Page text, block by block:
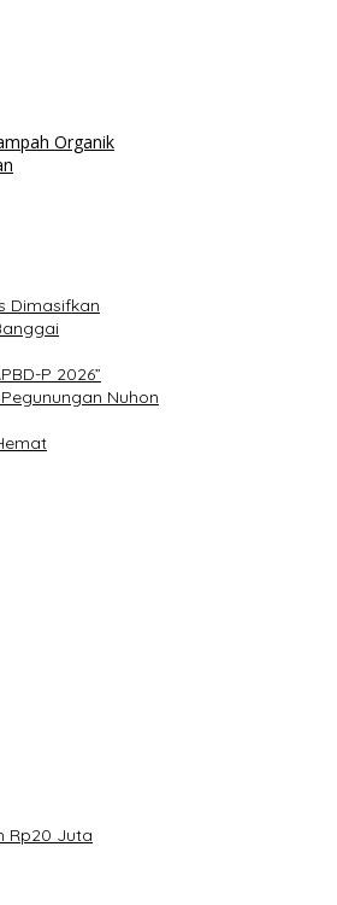
Organik
Dimasifkan
P 2026”
Nuhon
Rp20 Juta